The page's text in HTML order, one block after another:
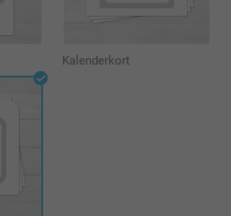
Kalenderkort